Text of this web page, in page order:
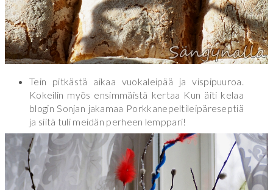
Tein pitkästä aikaa vuokaleipää ja vispipuuroa.
Kokeilin myös ensimmäistä kertaa Kun äiti kelaa
blogin Sonjan jakamaa Porkkanepeltileipäreseptiä
ja siitä tuli meidän perheen lemppari!